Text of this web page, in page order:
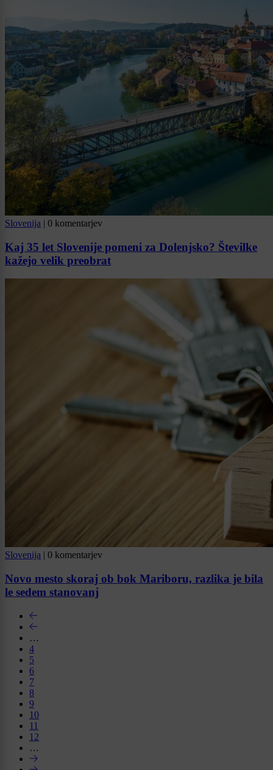
Slovenija | 0 komentarjev
Kaj 35 let Slovenije pomeni za Dolenjsko? Številke
kažejo velik preobrat
Slovenija | 0 komentarjev
Novo mesto skoraj ob bok Mariboru, razlika je bila
le sedem stanovanj
…
4
5
6
7
8
9
10
11
12
…